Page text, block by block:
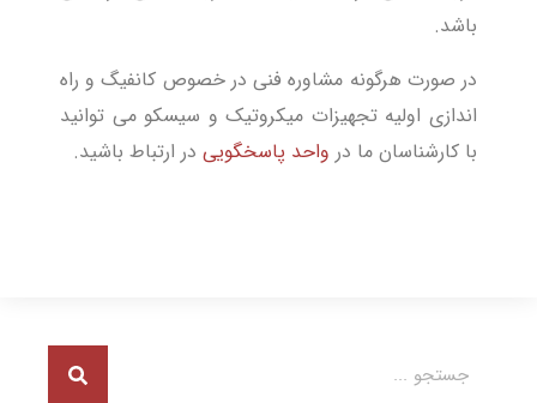
باشد.
در صورت هرگونه مشاوره فنی در خصوص کانفیگ و راه
اندازی اولیه تجهیزات میکروتیک و سیسکو می توانید
با کارشناسان ما در واحد پاسخگویی در ارتباط باشید.